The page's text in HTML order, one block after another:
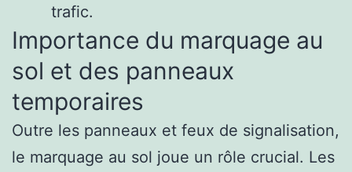
trafic.
Importance du marquage au
sol et des panneaux
temporaires
Outre les panneaux et feux de signalisation,
le marquage au sol joue un rôle crucial. Les